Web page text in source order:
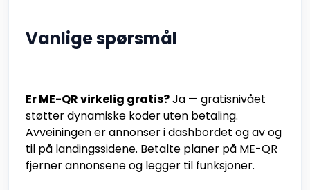
Vanlige spørsmål
Er ME-QR virkelig gratis?Ja — gratisnivået
støtter dynamiske koder uten betaling.
Avveiningen er annonser i dashbordet og av og
til på landingssidene. Betalte planer på ME-QR
fjerner annonsene og legger til funksjoner.